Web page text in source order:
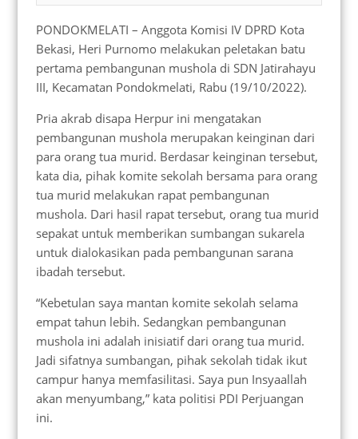
PONDOKMELATI – Anggota Komisi IV DPRD Kota
Bekasi, Heri Purnomo melakukan peletakan batu
pertama pembangunan mushola di SDN Jatirahayu
III, Kecamatan Pondokmelati, Rabu (19/10/2022).
Pria akrab disapa Herpur ini mengatakan
pembangunan mushola merupakan keinginan dari
para orang tua murid. Berdasar keinginan tersebut,
kata dia, pihak komite sekolah bersama para orang
tua murid melakukan rapat pembangunan
mushola. Dari hasil rapat tersebut, orang tua murid
sepakat untuk memberikan sumbangan sukarela
untuk dialokasikan pada pembangunan sarana
ibadah tersebut.
“Kebetulan saya mantan komite sekolah selama
empat tahun lebih. Sedangkan pembangunan
mushola ini adalah inisiatif dari orang tua murid.
Jadi sifatnya sumbangan, pihak sekolah tidak ikut
campur hanya memfasilitasi. Saya pun Insyaallah
akan menyumbang,” kata politisi PDI Perjuangan
ini.